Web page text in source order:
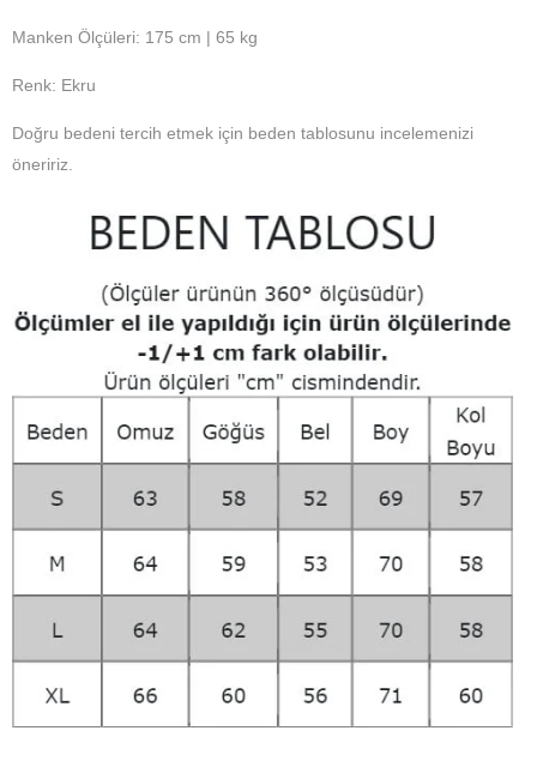
Manken Ölçüleri: 175 cm | 65 kg
Renk: Ekru
Doğru bedeni tercih etmek için beden tablosunu incelemenizi
öneririz.